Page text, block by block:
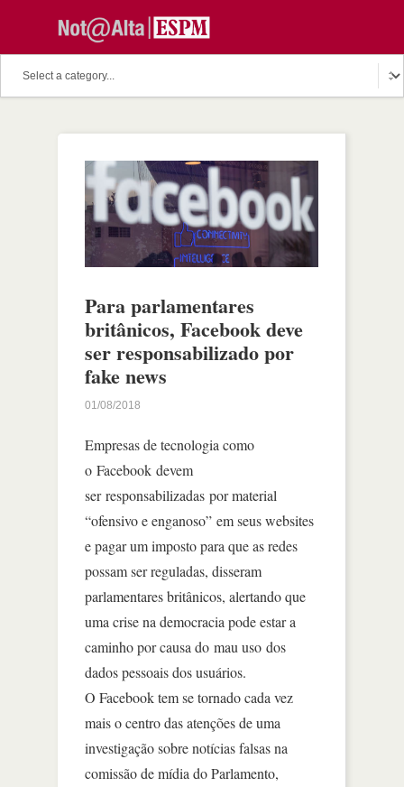
Para parlamentares
britânicos, Facebook deve
ser responsabilizado por
fake news
01/08/2018
Empresas de tecnologia como
o Facebook devem
ser responsabilizadas por material
“ofensivo e enganoso” em seus websites
e pagar um imposto para que as redes
possam ser reguladas, disseram
parlamentares britânicos, alertando que
uma crise na democracia pode estar a
caminho por causa do mau uso dos
dados pessoais dos usuários.
O Facebook tem se tornado cada vez
mais o centro das atenções de uma
investigação sobre notícias falsas na
comissão de mídia do Parlamento,